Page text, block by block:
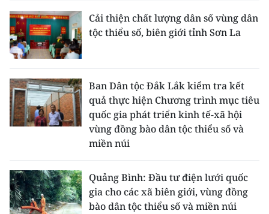
Cải thiện chất lượng dân số vùng dân
tộc thiểu số, biên giới tỉnh Sơn La
Ban Dân tộc Đắk Lắk kiểm tra kết
quả thực hiện Chương trình mục tiêu
quốc gia phát triển kinh tế-xã hội
vùng đồng bào dân tộc thiểu số và
miền núi
Quảng Bình: Đầu tư điện lưới quốc
gia cho các xã biên giới, vùng đồng
bào dân tộc thiểu số và miền núi